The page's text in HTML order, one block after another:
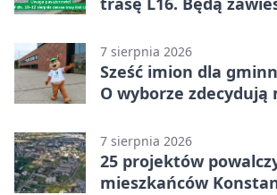
7 sierpnia 2026
Sześć imion dla
O wyborze zdecydują
7 sierpnia 2026
25 projektów
mieszkańców